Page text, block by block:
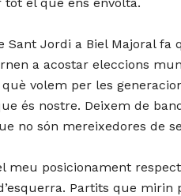
Sant Jordi a Biel Majoral
a acostar eleccions
volem per les
és nostre. Deixem de
no són mereixedores de
meu posicionament
Partits que